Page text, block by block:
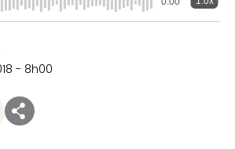
- 8h00